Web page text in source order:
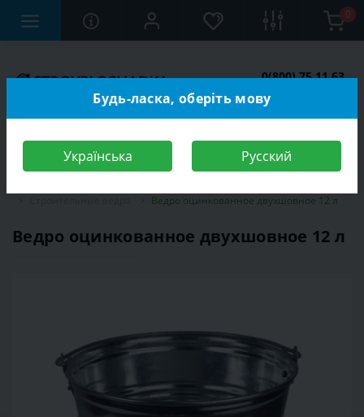
0
0(800) 75 11 63
Ведро оцинкованное двухшовное 12 л
Ведро оцинкованное двухшовное 12 л
Будь-ласка, оберіть мову
Українська Русский